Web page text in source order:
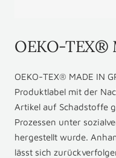
OEKO-TEX®
OEKO-TEX® MADE IN
Produktlabel mit der
Artikel auf Schadstoffe
Prozessen unter
hergestellt wurde.
lässt sich